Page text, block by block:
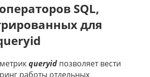
SQL,
для
queryid позволяет вести
работы отдельных